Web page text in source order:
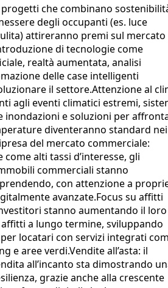
che combinano
degli occupanti (es. luce
attireranno premi sul mercato​
di tecnologie come
realtà aumentata, analisi
delle case intelligenti
il settore.Attenzione al
agli eventi climatici estremi,
inondazioni e soluzioni per
diventeranno standard nei
del mercato commerciale:
alti tassi d’interesse, gli
commerciali stanno
con attenzione a
avanzate​.Focus su affitti
stanno aumentando il loro
a lungo termine, sviluppando
locatari con servizi integrati
e aree verdi​.Vendite all’asta: il
all’incanto sta dimostrando
grazie anche alla crescente